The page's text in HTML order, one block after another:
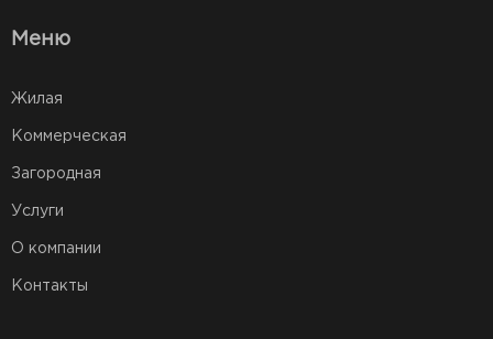
Меню
Жилая
Коммерческая
Загородная
Услуги
О компании
Контакты